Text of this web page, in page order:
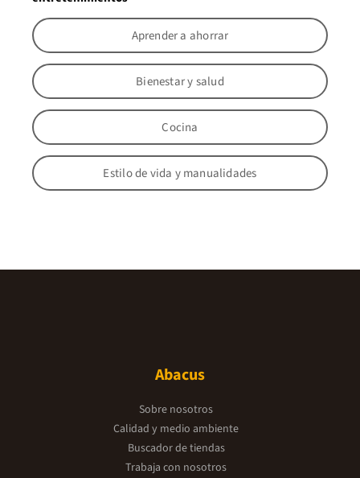
Aprender a ahorrar
Bienestar y salud
Cocina
Estilo de vida y manualidades
Abacus
Sobre nosotros
Calidad y medio ambiente
Buscador de tiendas
Trabaja con nosotros